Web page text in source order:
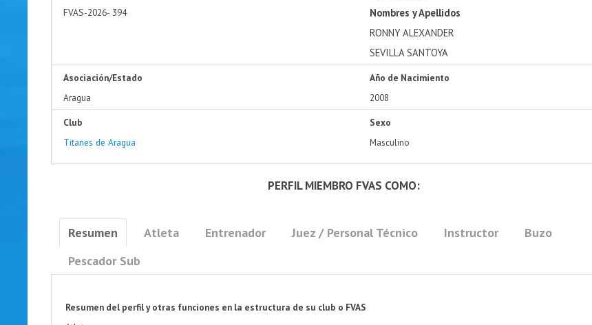
FVAS-2026- 394
Nombres y Apellidos
RONNY ALEXANDER
SEVILLA SANTOYA
Asociación/Estado
Aragua
Año de Nacimiento
2008
Club
Titanes de Aragua
Sexo
Masculino
PERFIL MIEMBRO FVAS COMO:
Resumen Atleta Entrenador Juez / Personal Técnico Instructor
Buzo
Pescador Sub
Resumen del perfil y otras funciones en la estructura de su club o FVAS